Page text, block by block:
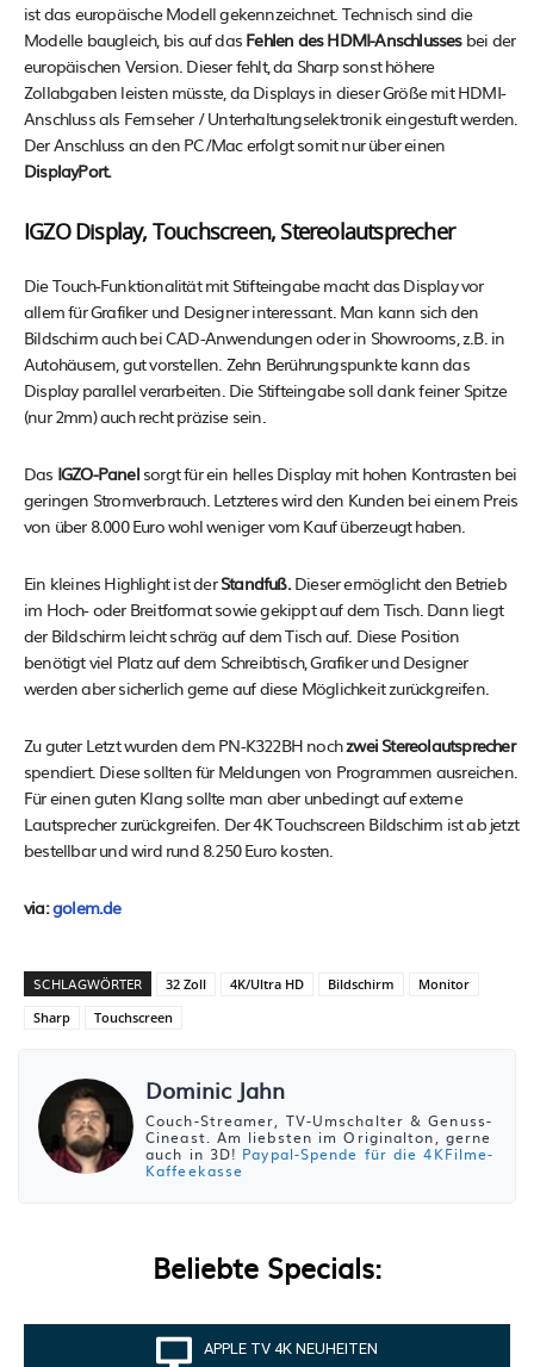
ist das europäische Modell gekennzeichnet. Technisch sind die
Modelle baugleich, bis auf das Fehlen des HDMI-Anschlussesbei der
europäischen Version. Dieser fehlt, da Sharp sonst höhere
Zollabgaben leisten müsste, da Displays in dieser Größe mit HDMI-
Anschluss als Fernseher / Unterhaltungselektronik eingestuft werden.
Der Anschluss an den PC/Mac erfolgt somit nur über einen
DisplayPort.
IGZO Display, Touchscreen, Stereolautsprecher
Die Touch-Funktionalität mit Stifteingabe macht das Display vor
allem für Grafiker und Designer interessant. Man kann sich den
Bildschirm auch bei CAD-Anwendungen oder in Showrooms, z.B. in
Autohäusern, gut vorstellen. Zehn Berührungspunkte kann das
Display parallel verarbeiten. Die Stifteingabe soll dank feiner Spitze
(nur 2mm) auch recht präzise sein.
Das IGZO-Panelsorgt für ein helles Display mit hohen Kontrasten bei
geringen Stromverbrauch. Letzteres wird den Kunden bei einem Preis
von über 8.000 Euro wohl weniger vom Kauf überzeugt haben.
Ein kleines Highlight ist derStandfuß.Dieser ermöglicht den Betrieb
im Hoch- oder Breitformat sowie gekippt auf dem Tisch. Dann liegt
der Bildschirm leicht schräg auf dem Tisch auf. Diese Position
benötigt viel Platz auf dem Schreibtisch, Grafiker und Designer
werden aber sicherlich gerne auf diese Möglichkeit zurückgreifen.
Zu guter Letzt wurden dem PN-K322BH nochzwei Stereolautsprecher
spendiert. Diese sollten für Meldungen von Programmen ausreichen.
Für einen guten Klang sollte man aber unbedingt auf externe
Lautsprecher zurückgreifen. Der 4K Touchscreen Bildschirm ist ab jetzt
bestellbar und wird rund 8.250 Euro kosten.
via:golem.de
SCHLAGWÖRTER 32 Zoll 4K/Ultra HD Bildschirm
Monitor
Sharp
Touchscreen
Dominic Jahn
Couch-Streamer, TV-Umschalter & Genuss-
Cineast. Am liebsten im Originalton, gerne
auch in 3D! Paypal-Spende für die 4KFilme-
Kaffeekasse
Beliebte Specials:
APPLE TV 4K NEUHEITEN